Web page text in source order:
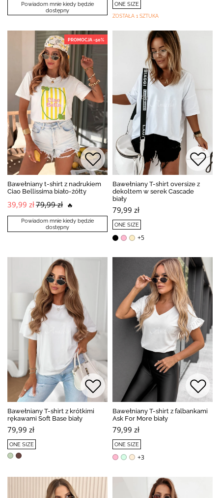
Powiadom mnie kiedy będzie
dostępny
ONE SIZE
ZOSTAŁA 1 SZTUKA
PROMOCJA -50%
Bawełniany t-shirt z nadrukiem
Ciao Bellissima biało-żółty
39,99 zł79,99 zł 🔥
Powiadom mnie kiedy będzie
dostępny
Bawełniany T-shirt oversize z
dekoltem w serek Cascade
biały
79,99 zł
ONE SIZE
+5
Bawełniany T-shirt z krótkimi
rękawami Soft Base biały
79,99 zł
ONE SIZE
Bawełniany T-shirt z falbankami
Ask For More biały
79,99 zł
ONE SIZE
+3